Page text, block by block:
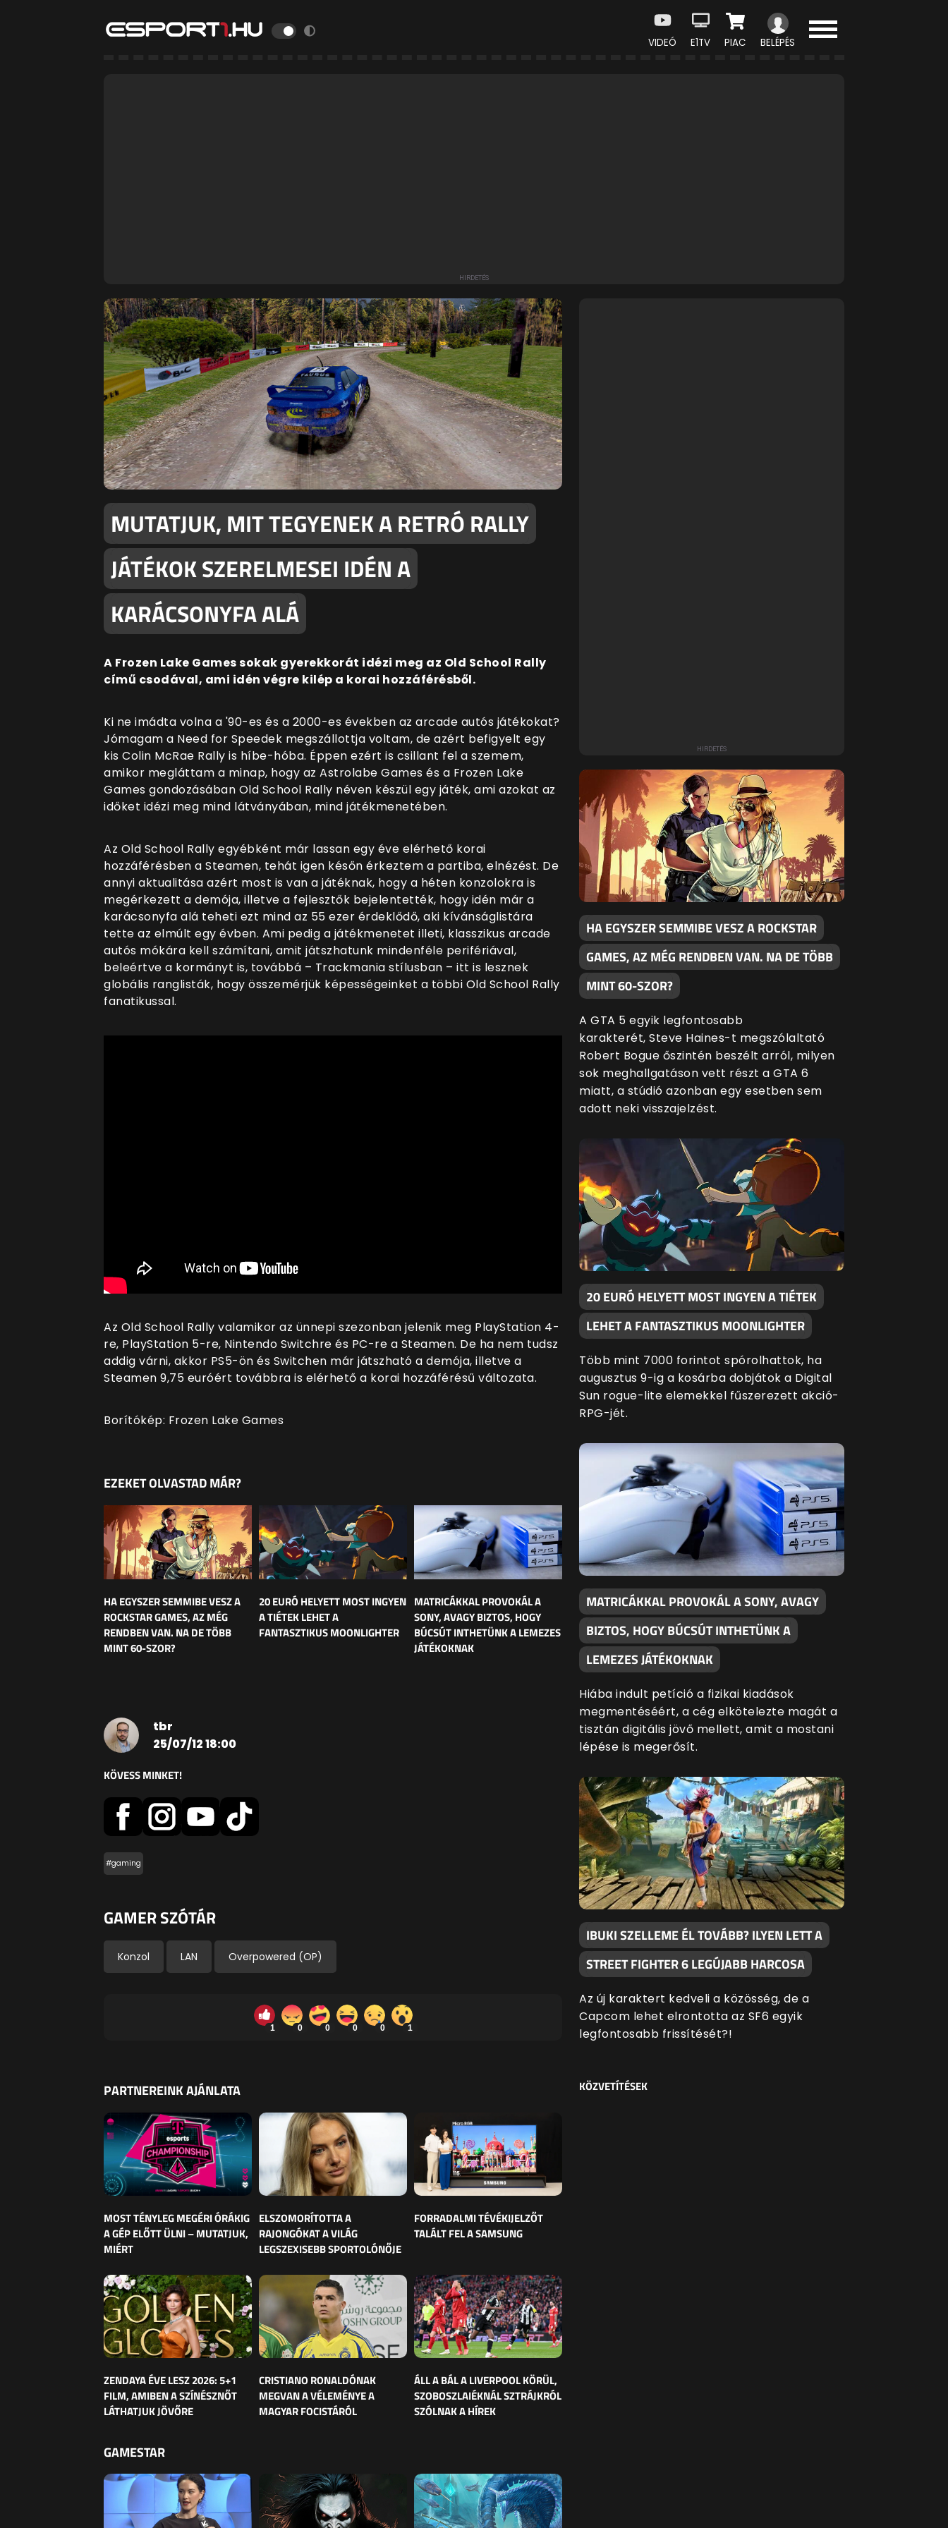
VIDEÓ E1TV PIAC BELÉPÉS
MUTATJUK, MIT TEGYENEK A RETRÓ RALLY
JÁTÉKOK SZERELMESEI IDÉN A
KARÁCSONYFA ALÁ
A Frozen Lake Games sokak gyerekkorát idézi meg az Old School Rally
című csodával, ami idén végre kilép a korai hozzáférésből.
Ki ne imádta volna a '90-es és a 2000-es években az arcade autós játékokat?
Jómagam a Need for Speedek megszállottja voltam, de azért befigyelt egy
kis Colin McRae Rally is híbe-hóba. Éppen ezért is csillant fel a szemem,
amikor megláttam a minap, hogy az Astrolabe Games és a Frozen Lake
Games gondozásában Old School Rally néven készül egy játék, ami azokat az
időket idézi meg mind látványában, mind játékmenetében.
Az Old School Rally egyébként már lassan egy éve elérhető korai
hozzáférésben a Steamen, tehát igen későn érkeztem a partiba, elnézést. De
annyi aktualitása azért most is van a játéknak, hogy a héten konzolokra is
megérkezett a demója, illetve a fejlesztők bejelentették, hogy idén már a
karácsonyfa alá teheti ezt mind az 55 ezer érdeklődő, aki kívánságlistára
tette az elmúlt egy évben. Ami pedig a játékmenetet illeti, klasszikus arcade
autós mókára kell számítani, amit játszhatunk mindenféle perifériával,
beleértve a kormányt is, továbbá – Trackmania stílusban – itt is lesznek
globális ranglisták, hogy összemérjük képességeinket a többi Old School Rally
fanatikussal.
Az Old School Rally valamikor az ünnepi szezonban jelenik meg PlayStation 4-
re, PlayStation 5-re, Nintendo Switchre és PC-re a Steamen. De ha nem tudsz
addig várni, akkor PS5-ön és Switchen már játszható a demója, illetve a
Steamen 9,75 euróért továbbra is elérhető a korai hozzáférésű változata.
Borítókép: Frozen Lake Games
EZEKET OLVASTAD MÁR?
HA EGYSZER SEMMIBE VESZ A
ROCKSTAR GAMES, AZ MÉG
RENDBEN VAN. NA DE TÖBB
MINT 60-SZOR?
20 EURÓ HELYETT MOST INGYEN
A TIÉTEK LEHET A
FANTASZTIKUS MOONLIGHTER
MATRICÁKKAL PROVOKÁL A
SONY, AVAGY BIZTOS, HOGY
BÚCSÚT INTHETÜNK A LEMEZES
JÁTÉKOKNAK
tbr
25/07/12 18:00
KÖVESS MINKET!
#gaming
GAMER SZÓTÁR
Konzol LAN Overpowered (OP)
1 0 0 0 0 1
PARTNEREINK AJÁNLATA
MOST TÉNYLEG MEGÉRI ÓRÁKIG
A GÉP ELŐTT ÜLNI – MUTATJUK,
MIÉRT
ELSZOMORÍTOTTA A
RAJONGÓKAT A VILÁG
LEGSZEXISEBB SPORTOLÓNŐJE
FORRADALMI TÉVÉKIJELZŐT
TALÁLT FEL A SAMSUNG
ZENDAYA ÉVE LESZ 2026: 5+1
FILM, AMIBEN A SZÍNÉSZNŐT
LÁTHATJUK JÖVŐRE
CRISTIANO RONALDÓNAK
MEGVAN A VÉLEMÉNYE A
MAGYAR FOCISTÁRÓL
ÁLL A BÁL A LIVERPOOL KÖRÜL,
SZOBOSZLAIÉKNÁL SZTRÁJKRÓL
SZÓLNAK A HÍREK
GAMESTAR
HA EGYSZER SEMMIBE VESZ A ROCKSTAR
GAMES, AZ MÉG RENDBEN VAN. NA DE TÖBB
MINT 60-SZOR?
A GTA 5 egyik legfontosabb
karakterét, Steve Haines-t megszólaltató
Robert Bogue őszintén beszélt arról, milyen
sok meghallgatáson vett részt a GTA 6
miatt, a stúdió azonban egy esetben sem
adott neki visszajelzést.
20 EURÓ HELYETT MOST INGYEN A TIÉTEK
LEHET A FANTASZTIKUS MOONLIGHTER
Több mint 7000 forintot spórolhattok, ha
augusztus 9-ig a kosárba dobjátok a Digital
Sun rogue-lite elemekkel fűszerezett akció-
RPG-jét.
MATRICÁKKAL PROVOKÁL A SONY, AVAGY
BIZTOS, HOGY BÚCSÚT INTHETÜNK A
LEMEZES JÁTÉKOKNAK
Hiába indult petíció a fizikai kiadások
megmentéséért, a cég elkötelezte magát a
tisztán digitális jövő mellett, amit a mostani
lépése is megerősít.
IBUKI SZELLEME ÉL TOVÁBB? ILYEN LETT A
STREET FIGHTER 6 LEGÚJABB HARCOSA
Az új karaktert kedveli a közösség, de a
Capcom lehet elrontotta az SF6 egyik
legfontosabb frissítését?!
KÖZVETÍTÉSEK